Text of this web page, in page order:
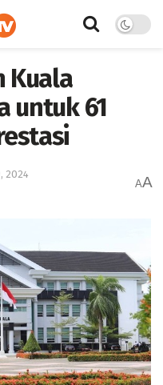
Kuala
untuk 61
2024
AA